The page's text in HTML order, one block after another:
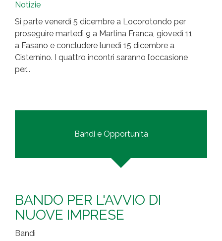
Notizie
Si parte venerdì 5 dicembre a Locorotondo per
proseguire martedì 9 a Martina Franca, giovedì 11
a Fasano e concludere lunedì 15 dicembre a
Cisternino. I quattro incontri saranno l’occasione
per...
Bandi e Opportunità
BANDO PER L'AVVIO DI
NUOVE IMPRESE
Bandi